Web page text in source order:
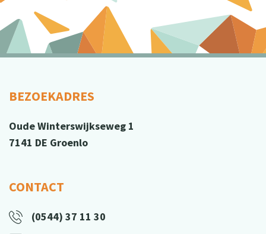
BEZOEKADRES
Oude Winterswijkseweg 1
7141 DE Groenlo
CONTACT
(0544) 37 11 30